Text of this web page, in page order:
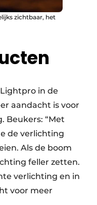
zichtbaar, het
in de
aandacht is voor
Beukers: “Met
de verlichting
Als de boom
feller zetten.
verlichting en in
voor meer